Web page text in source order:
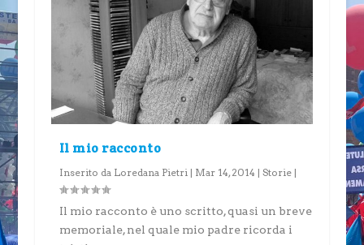
Il mio racconto
Inserito da Loredana Pietri | Mar 14, 2014| Storie|
Il mio racconto è uno scritto, quasi un breve
memoriale, nel quale mio padre ricorda i